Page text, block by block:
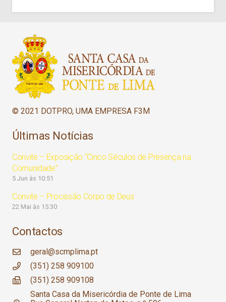
© 2021 DOTPRO, UMA EMPRESA F3M
Últimas Notícias
Convite – Exposição “Cinco Séculos de Presença na
Comunidade”
5 Jun às 10:51
Convite – Procissão Corpo de Deus
22 Mai às 15:30
Contactos
geral@scmplima.pt
(351) 258 909100
(351) 258 909108
Santa Casa da Misericórdia de Ponte de Lima